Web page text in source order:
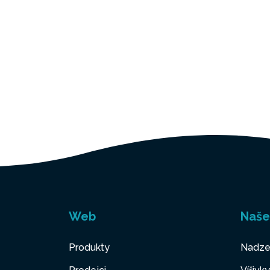
Web
Produkty